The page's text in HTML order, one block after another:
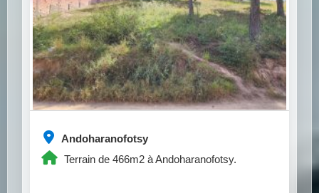
Andoharanofotsy
Terrain de 466m2 à Andoharanofotsy.